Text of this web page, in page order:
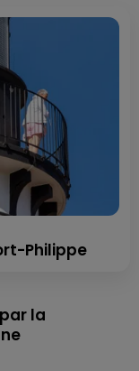
Philippe
la